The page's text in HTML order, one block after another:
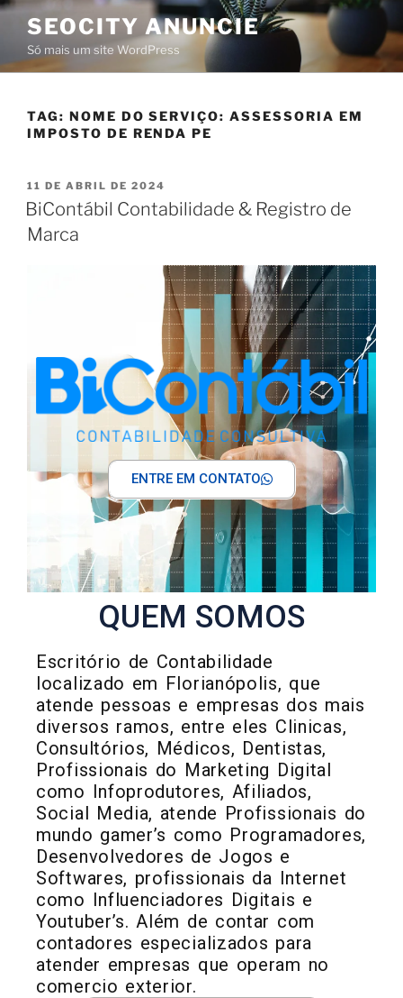
SEOCITY ANUNCIE
Só mais um site WordPress
TAG: NOME DO SERVIÇO: ASSESSORIA EM
IMPOSTO DE RENDA PE
11 DE ABRIL DE 2024
BiContábil Contabilidade & Registro de
Marca
ENTRE EM CONTATO
QUEM SOMOS
Escritório de Contabilidade
localizado em Florianópolis, que
atende pessoas e empresas dos mais
diversos ramos, entre eles Clinicas,
Consultórios, Médicos, Dentistas,
Profissionais do Marketing Digital
como Infoprodutores, Afiliados,
Social Media, atende Profissionais do
mundo gamer’s como Programadores,
Desenvolvedores de Jogos e
Softwares, profissionais da Internet
como Influenciadores Digitais e
Youtuber’s. Além de contar com
contadores especializados para
atender empresas que operam no
comercio exterior.